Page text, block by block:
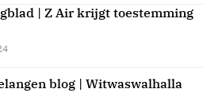
| Z Air krijgt toestemming
blog | Witwaswalhalla